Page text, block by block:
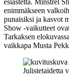
enimmäkseen
punaisiksi ja kasvot
Show ‑vaikutteet
Tarkaksen elokuvassa
vaikkapa Musta
Julistetaidetta